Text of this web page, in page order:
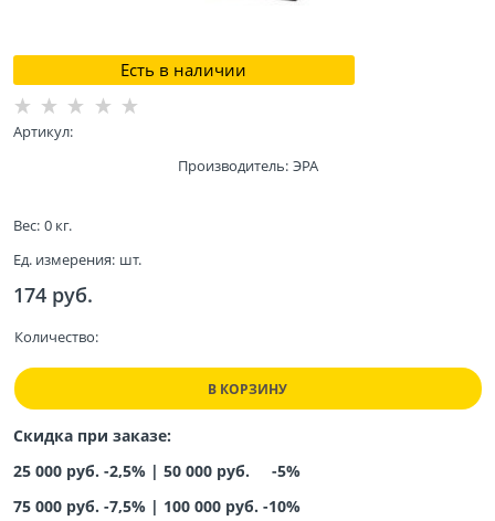
Есть в наличии
Артикул:
Производитель: ЭРА
Вес: 0 кг.
Ед. измерения: шт.
174 руб.
Количество:
В КОРЗИНУ
Скидка при заказе:
25 000 руб. -2,5% | 50 000 руб. -5%
75 000 руб. -7,5% | 100 000 руб. -10%